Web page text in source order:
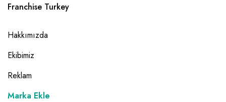
Franchise Turkey
Hakkımızda
Ekibimiz
Reklam
Marka Ekle